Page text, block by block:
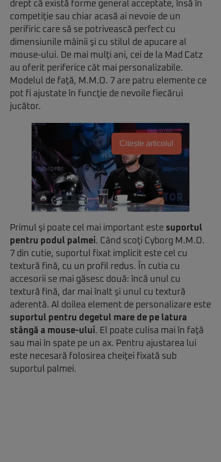
drept că există forme general acceptate, însă în
competiţie sau chiar acasă ai nevoie de un
perifiric care să se potrivească perfect cu
dimensiunile mâinii şi cu stilul de apucare al
mouse-ului. De mai mulţi ani, cei de la Mad Catz
au oferit periferice cât mai personalizabile.
Modelul de faţă, M.M.O. 7 are patru elemente ce
pot fi ajustate în funcţie de nevoile fiecărui
jucător.
Citește articolul
Primul şi poate cel mai important este suportul
pentru podul palmei. Când scoţi Cyborg M.M.O.
7 din cutie, suportul fixat implicit este cel cu
textură fină, cu un profil redus. În cutia cu
accesorii se mai găsesc două: încă unul cu
textură fină, dar mai înalt şi unul cu textură
aderentă. Al doilea element de personalizare este
suportul pentru degetul mare de pe latura
stângă a mouse-ului. El poate culisa mai în faţă
sau mai în spate pe un ax. Pentru ajustarea lui
este necesară folosirea cheiţei fixată sub
suportul palmei.